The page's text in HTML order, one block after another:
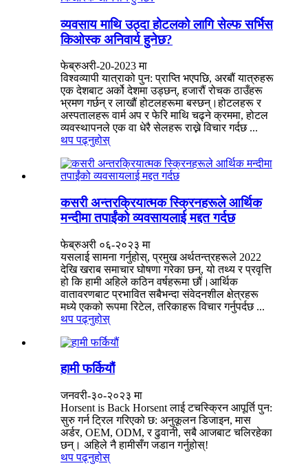
व्यवसाय माथि उठ्दा होटलको लागि सेल्फ सर्भिस
किओस्क अनिवार्य हुनेछ?
फेब्रुअरी-20-2023 मा
विश्वव्यापी यात्राको पुन: प्राप्ति भएपछि, अरबौं यात्रुहरू
एक देशबाट अर्को देशमा उड्छन्, हजारौं रोचक ठाउँहरू
भ्रमण गर्छन् र लाखौं होटलहरूमा बस्छन्।होटलहरू र
अस्पतालहरू वार्म अप र फेरि माथि चढ्ने क्रममा, होटल
व्यवस्थापनले एक वा धेरै सेलहरू राख्ने विचार गर्दछ ...
थप पढ्नुहोस्
कसरी अन्तरक्रियात्मक स्क्रिनहरूले आर्थिक
मन्दीमा तपाईंको व्यवसायलाई मद्दत गर्दछ
फेब्रुअरी ०६-२०२३ मा
यसलाई सामना गर्नुहोस्, प्रमुख अर्थतन्त्रहरूले 2022
देखि खराब समाचार घोषणा गरेका छन्, यो तथ्य र प्रवृत्ति
हो कि हामी अहिले कठिन वर्षहरूमा छौं।आर्थिक
वातावरणबाट प्रभावित सबैभन्दा संवेदनशील क्षेत्रहरू
मध्ये एकको रूपमा रिटेल, तरिकाहरू विचार गर्नुपर्दछ ...
थप पढ्नुहोस्
हामी फर्कियौं
जनवरी-३०-२०२३ मा
Horsent is Back Horsent लाई टचस्क्रिन आपूर्ति पुन:
सुरु गर्न ट्रिल गरिएको छ: अनुकूलन डिजाइन, मास
अर्डर, OEM, ODM, र ढुवानी, सबै आजबाट चलिरहेका
छन्। अहिले नै हामीसँग जडान गर्नुहोस्!
थप पढ्नुहोस्